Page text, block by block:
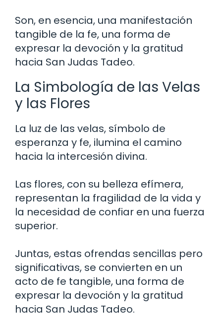
Son, en esencia, una manifestación
tangible de la fe, una forma de
expresar la devoción y la gratitud
hacia San Judas Tadeo.
La Simbología de las Velas
y las Flores
La luz de las velas, símbolo de
esperanza y fe, ilumina el camino
hacia la intercesión divina.
Las flores, con su belleza efímera,
representan la fragilidad de la vida y
la necesidad de confiar en una fuerza
superior.
Juntas, estas ofrendas sencillas pero
significativas, se convierten en un
acto de fe tangible, una forma de
expresar la devoción y la gratitud
hacia San Judas Tadeo.